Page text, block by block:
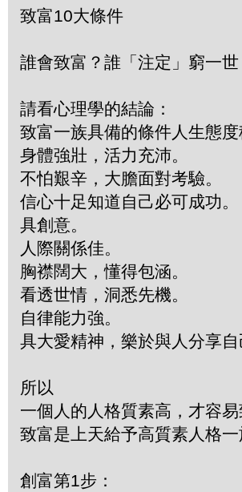
致富10大條件
誰會致富？誰「注定」窮一世
請看心理學的結論：
致富一族具備的條件人生態度
身體強壯，活力充沛。
不怕艱辛，大膽面對考驗。
信心十足知道自己必可成功。
具創意。
人際關係佳。
胸襟闊大，懂得包涵。
看透世情，洞悉先機。
自律能力強。
具大愛精神，樂於與人分享自
所以
一個人的人格質素高，才容易
致富是上天給予高質素人格一
創富第1步：